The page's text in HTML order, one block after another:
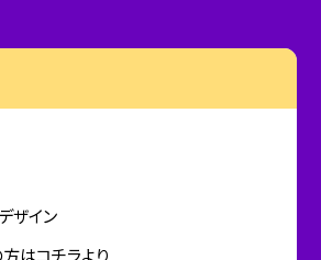
ザイン
はコチラより